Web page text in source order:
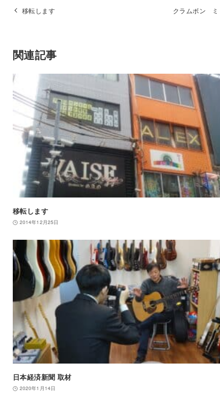
移転します クラムボン ミ
関連記事
移転します
2014年12月25日
日本経済新聞 取材
2020年1月14日